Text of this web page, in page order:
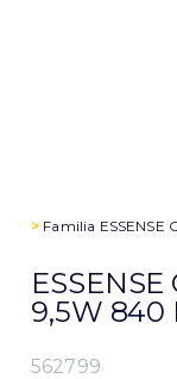
> Familia ESSENSE
9,5W 840
562799